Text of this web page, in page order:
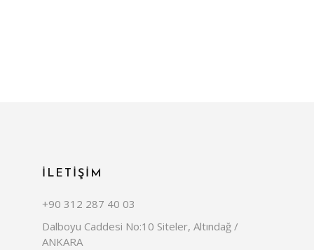
İLETİŞİM
+90 312 287 40 03
Dalboyu Caddesi No:10 Siteler, Altındağ /
ANKARA